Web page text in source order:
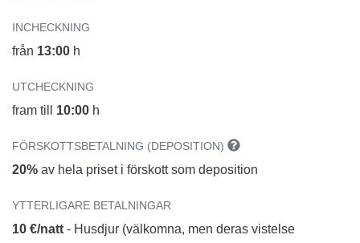
INCHECKNING
från 13:00 h
UTCHECKNING
fram till 10:00 h
FÖRSKOTTSBETALNING (DEPOSITION)
20% av hela priset i förskott som deposition
YTTERLIGARE BETALNINGAR
10 €/natt - Husdjur (välkomna, men deras vistelse